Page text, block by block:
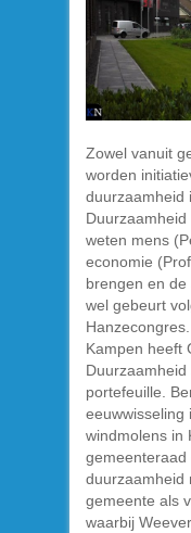
Zowel vanuit
worden
duurzaamheid
Duurzaamheid
weten mens
economie
brengen en
wel gebeurt
Kampen heeft
portefeuille.
eeuwwisseling
windmolens in
gemeenteraad
duurzaamheid
gemeente als
waarbij